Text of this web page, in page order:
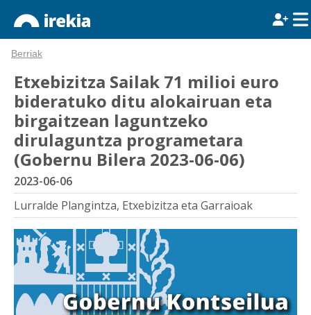
Berriak
Etxebizitza Sailak 71 milioi euro
bideratuko ditu alokairuan eta
birgaitzean laguntzeko
dirulaguntza programetara
(Gobernu Bilera 2023-06-06)
2023-06-06
Lurralde Plangintza, Etxebizitza eta Garraioak